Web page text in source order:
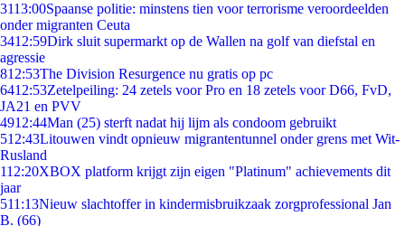
3113:00Spaanse politie: minstens tien voor terrorisme veroordeelden
onder migranten Ceuta
3412:59Dirk sluit supermarkt op de Wallen na golf van diefstal en
agressie
812:53The Division Resurgence nu gratis op pc
6412:53Zetelpeiling: 24 zetels voor Pro en 18 zetels voor D66, FvD,
JA21 en PVV
4912:44Man (25) sterft nadat hij lijm als condoom gebruikt
512:43Litouwen vindt opnieuw migrantentunnel onder grens met Wit-
Rusland
112:20XBOX platform krijgt zijn eigen "Platinum" achievements dit
jaar
511:13Nieuw slachtoffer in kindermisbruikzaak zorgprofessional Jan
B. (66)